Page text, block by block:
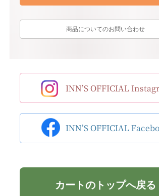
商品についてのお問い合わせ
カートのトップへ戻る